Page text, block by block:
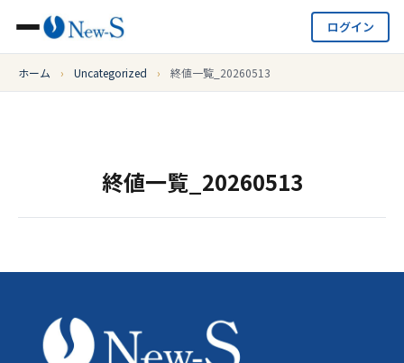
ログイン
ホーム › Uncategorized › 終値一覧_20260513
終値一覧_20260513